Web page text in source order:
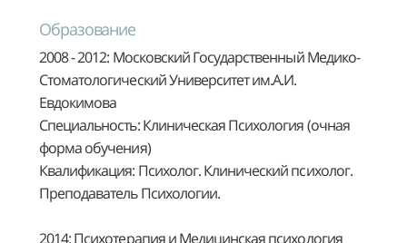
Образование
2008 - 2012: Московский Государственный Медико-
Стоматологический Университет им.А.И.
Евдокимова
Специальность: Клиническая Психология (очная
форма обучения)
Квалификация: Психолог. Клинический психолог.
Преподаватель Психологии.
2014: Психотерапия и Медицинская психология